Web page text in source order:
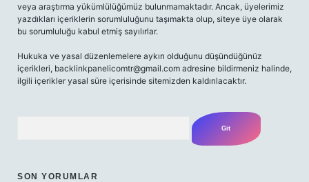
veya araştırma yükümlülüğümüz bulunmamaktadır. Ancak, üyelerimiz
yazdıkları içeriklerin sorumluluğunu taşımakta olup, siteye üye olarak
bu sorumluluğu kabul etmiş sayılırlar.
Hukuka ve yasal düzenlemelere aykırı olduğunu düşündüğünüz
içerikleri, backlinkpanelicomtr@gmail.com adresine bildirmeniz halinde,
ilgili içerikler yasal süre içerisinde sitemizden kaldırılacaktır.
SON YORUMLAR